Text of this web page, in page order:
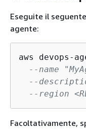
Eseguite il
agente:
aws devops -
--name
--
--region
Facoltativamente,